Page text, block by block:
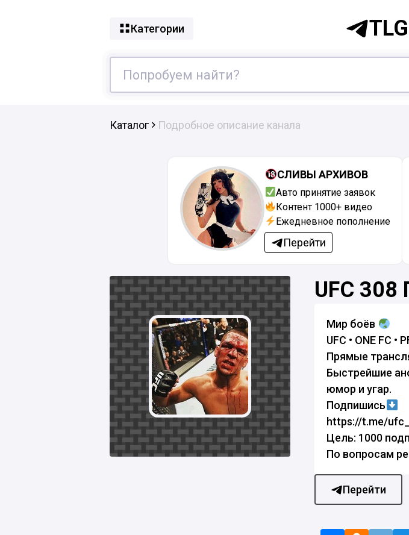
Категории
Каталог Подробное описание канала
СЛИВЫ АРХИВОВ
Авто принятие заявок
Контент 1000+ видео
Ежедневное пополнение
Перейти
UFC
Мир боёв
UFC • ONE FC •
Прямые
Быстрейшие
юмор и угар.
Подпишись
https://t.me/
Цель: 1000
По вопросам
Перейти